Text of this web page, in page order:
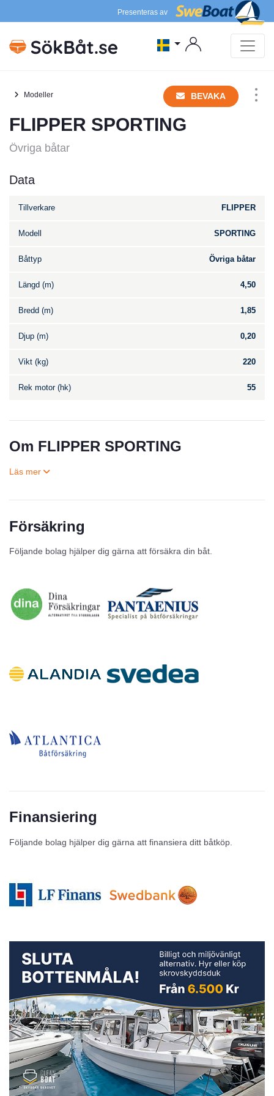
Presenteras av
Modeller BEVAKA
FLIPPER SPORTING
Övriga båtar
Data
Tillverkare FLIPPER
Modell SPORTING
Båttyp Övriga båtar
Längd (m) 4,50
Bredd (m) 1,85
Djup (m) 0,20
Vikt (kg) 220
Rek motor (hk) 55
Om FLIPPER SPORTING
Försäkring
Följande bolag hjälper dig gärna att försäkra din båt.
Finansiering
Följande bolag hjälper dig gärna att finansiera ditt båtköp.